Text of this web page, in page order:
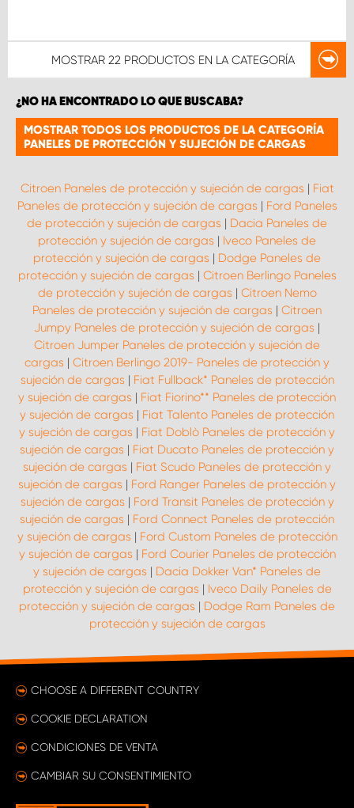
MOSTRAR 22 PRODUCTOS EN LA CATEGORÍA
¿NO HA ENCONTRADO LO QUE BUSCABA?
MOSTRAR TODOS LOS PRODUCTOS DE LA CATEGORÍA
PANELES DE PROTECCIÓN Y SUJECIÓN DE CARGAS
Citroen Paneles de protección y sujeción de cargas | Fiat
Paneles de protección y sujeción de cargas | Ford Paneles
de protección y sujeción de cargas | Dacia Paneles de
protección y sujeción de cargas | Iveco Paneles de
protección y sujeción de cargas | Dodge Paneles de
protección y sujeción de cargas | Citroen Berlingo Paneles
de protección y sujeción de cargas | Citroen Nemo
Paneles de protección y sujeción de cargas | Citroen
Jumpy Paneles de protección y sujeción de cargas |
Citroen Jumper Paneles de protección y sujeción de
cargas | Citroen Berlingo 2019- Paneles de protección y
sujeción de cargas | Fiat Fullback* Paneles de protección
y sujeción de cargas | Fiat Fiorino** Paneles de protección
y sujeción de cargas | Fiat Talento Paneles de protección
y sujeción de cargas | Fiat Doblò Paneles de protección y
sujeción de cargas | Fiat Ducato Paneles de protección y
sujeción de cargas | Fiat Scudo Paneles de protección y
sujeción de cargas | Ford Ranger Paneles de protección y
sujeción de cargas | Ford Transit Paneles de protección y
sujeción de cargas | Ford Connect Paneles de protección
y sujeción de cargas | Ford Custom Paneles de protección
y sujeción de cargas | Ford Courier Paneles de protección
y sujeción de cargas | Dacia Dokker Van* Paneles de
protección y sujeción de cargas | Iveco Daily Paneles de
protección y sujeción de cargas | Dodge Ram Paneles de
protección y sujeción de cargas
CHOOSE A DIFFERENT COUNTRY
COOKIE DECLARATION
CONDICIONES DE VENTA
CAMBIAR SU CONSENTIMIENTO